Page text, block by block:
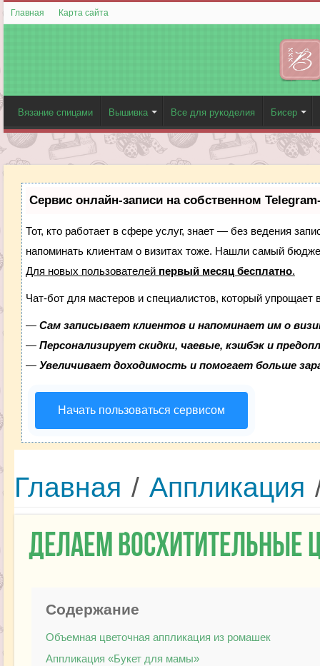
Главная Карта сайта
Вязание спицами Вышивка Все для рукоделия Бисер
Сервис онлайн-записи на собственном
Тот, кто работает в сфере услуг, знает — без ведения
напоминать клиентам о визитах тоже. Нашли самый
Для новых пользователей первый месяц бесплатно.
Чат-бот для мастеров и специалистов, который упрощает
— Сам записывает клиентов и напоминает им о
— Персонализирует скидки, чаевые, кэшбэк и
— Увеличивает доходимость и помогает больше
Начать пользоваться сервисом
Главная / Аппликация
Делаем восхитительные
Содержание
Объемная цветочная аппликация из ромашек
Аппликация «Букет для мамы»